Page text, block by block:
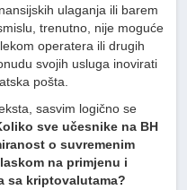
ulaganja ili barem
trenutno, nije moguće
operatera ili drugih
svojih usluga inovirati
pošta.
sasvim logično se
sve učesnike na BH
o suvremenim
na primjenu i
sa kriptovalutama?